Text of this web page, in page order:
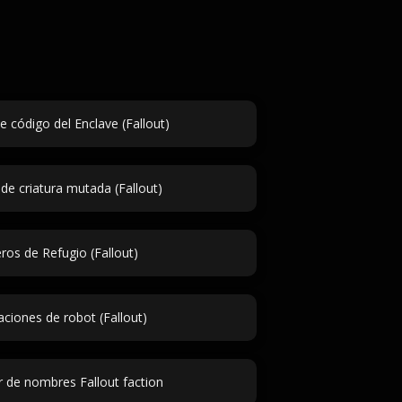
código del Enclave (Fallout)
criatura mutada (Fallout)
de Refugio (Fallout)
de robot (Fallout)
de nombres Fallout faction